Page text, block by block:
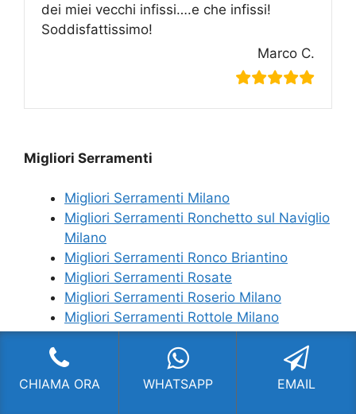
dei miei vecchi infissi….e che infissi!
Soddisfattissimo!
Marco C.
Migliori Serramenti
Migliori Serramenti Milano
Migliori Serramenti Ronchetto sul Naviglio
Milano
Migliori Serramenti Ronco Briantino
Migliori Serramenti Rosate
Migliori Serramenti Roserio Milano
Migliori Serramenti Rottole Milano
CHIAMA ORA WHATSAPP EMAIL